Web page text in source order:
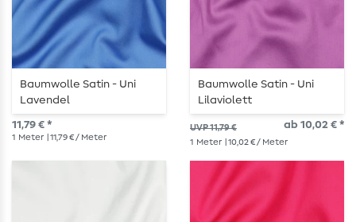
Baumwolle Satin - Uni
Lavendel
11,79 € *
1 Meter | 11,79 € / Meter
Baumwolle Satin - Uni
Lilaviolett
UVP 11,79 € ab 10,02 € *
1 Meter | 10,02 € / Meter